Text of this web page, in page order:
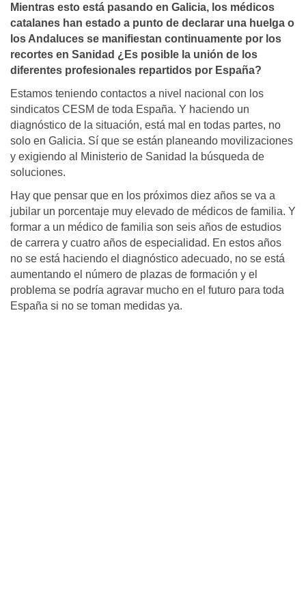
Mientras esto está pasando en Galicia, los médicos
catalanes han estado a punto de declarar una huelga o
los Andaluces se manifiestan continuamente por los
recortes en Sanidad ¿Es posible la unión de los
diferentes profesionales repartidos por España?
Estamos teniendo contactos a nivel nacional con los
sindicatos CESM de toda España. Y haciendo un
diagnóstico de la situación, está mal en todas partes, no
solo en Galicia. Sí que se están planeando movilizaciones
y exigiendo al Ministerio de Sanidad la búsqueda de
soluciones.
Hay que pensar que en los próximos diez años se va a
jubilar un porcentaje muy elevado de médicos de familia. Y
formar a un médico de familia son seis años de estudios
de carrera y cuatro años de especialidad. En estos años
no se está haciendo el diagnóstico adecuado, no se está
aumentando el número de plazas de formación y el
problema se podría agravar mucho en el futuro para toda
España si no se toman medidas ya.